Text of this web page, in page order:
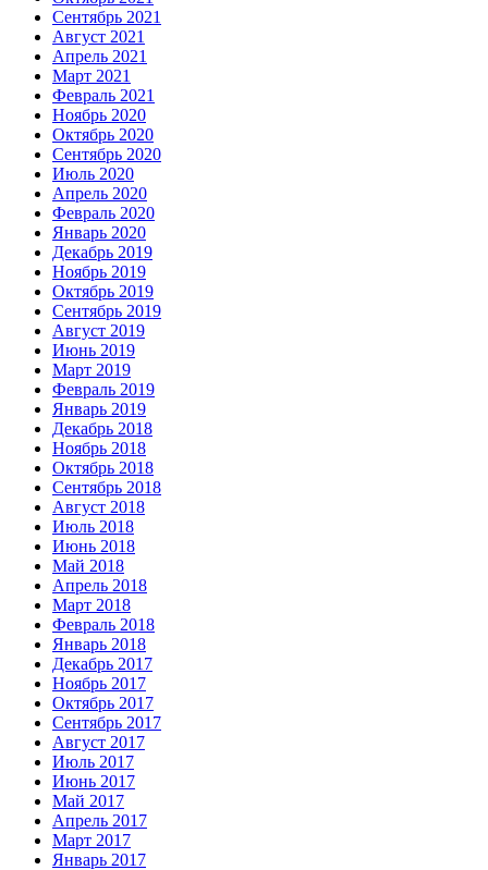
Сентябрь 2021
Август 2021
Апрель 2021
Март 2021
Февраль 2021
Ноябрь 2020
Октябрь 2020
Сентябрь 2020
Июль 2020
Апрель 2020
Февраль 2020
Январь 2020
Декабрь 2019
Ноябрь 2019
Октябрь 2019
Сентябрь 2019
Август 2019
Июнь 2019
Март 2019
Февраль 2019
Январь 2019
Декабрь 2018
Ноябрь 2018
Октябрь 2018
Сентябрь 2018
Август 2018
Июль 2018
Июнь 2018
Май 2018
Апрель 2018
Март 2018
Февраль 2018
Январь 2018
Декабрь 2017
Ноябрь 2017
Октябрь 2017
Сентябрь 2017
Август 2017
Июль 2017
Июнь 2017
Май 2017
Апрель 2017
Март 2017
Январь 2017